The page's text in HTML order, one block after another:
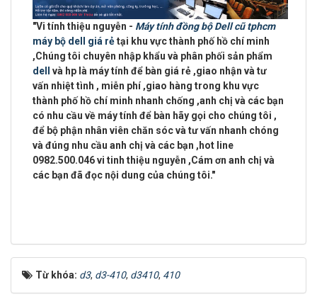
"Vi tính thiệu nguyễn - Máy tính đồng bộ Dell cũ tphcm
máy bộ dell giá rẻtại khu vựcthành phố hồ chí minh
,Chúng tôi chuyên nhập khẩu và phân phối sản phẩm
dell
và hp là máy tính để bàn giá rẻ ,giao nhận và tư
vấn nhiệt tình , miễn phí ,giao hàng trong khu vực
thành phố hồ chí minh nhanh chống ,anh chị và các bạn
có nhu cầu về máy tính để bàn hãy gọi cho chúng tôi ,
để bộ phận nhân viên chăn sóc và tư vấn nhanh chóng
và đúng nhu cầu anh chị và các bạn , hot line
0982.500.046 vi tinh thiệu nguyễn ,Cám ơn anh chị và
các bạn đã đọc nội dung của chúng tôi."
Từ khóa: d3, d3-410, d3410, 410